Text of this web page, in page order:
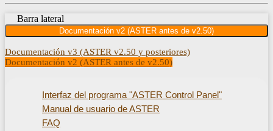
Barra lateral
Documentación v2 (ASTER antes de v2.50)
Documentación v3 (ASTER v2.50 y posteriores)
Documentación v2 (ASTER antes de v2.50)
Interfaz del programa "ASTER Control Panel"
Manual de usuario de ASTER
FAQ